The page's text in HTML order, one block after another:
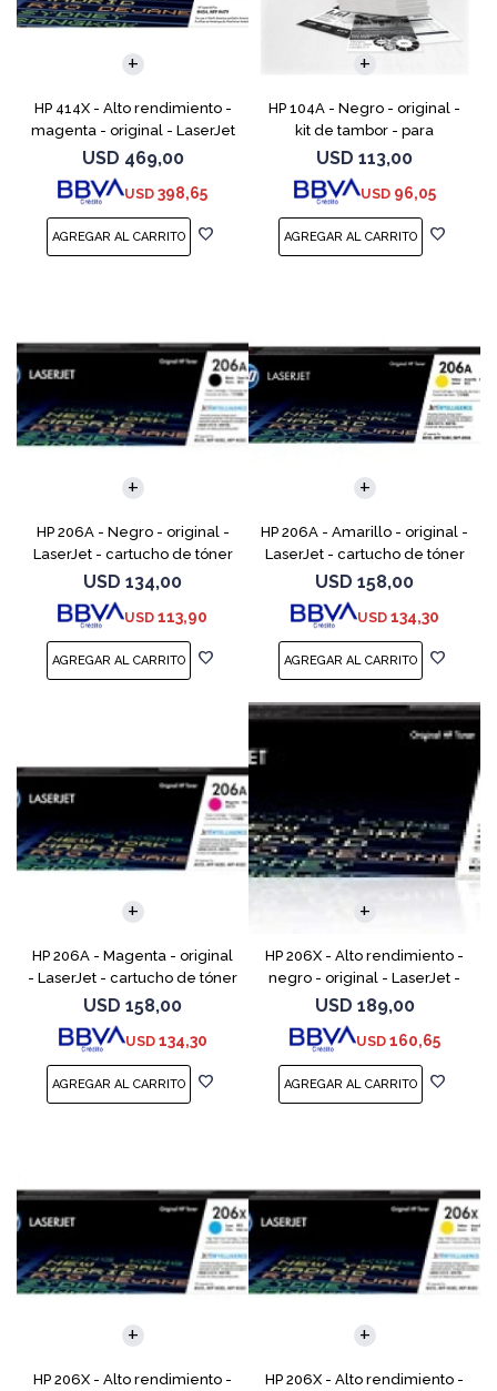
HP 414X - Alto rendimiento -
magenta - original - LaserJet
- cartucho de tóner (W2023X)
- para Color LaserJet
Enterprise M455, M
USD 469,00
USD 398,65
HP 104A - Negro - original -
kit de tambor - para
Neverstop Laser 1000a,
1000n, 1000w, MFP 1200a, MFP
1200n, MFP 1200nw, MFP 120
USD 113,00
USD 96,05
HP 206A - Negro - original -
LaserJet - cartucho de tóner
(W2110A) - para Color
LaserJet Pro M255, M283, MFP
M282, MFP M283
USD 134,00
USD 113,90
HP 206A - Amarillo - original -
LaserJet - cartucho de tóner
(W2112A) - para Color
LaserJet Pro M255, M283, MFP
M282, MFP M283
USD 158,00
USD 134,30
HP 206A - Magenta - original
- LaserJet - cartucho de tóner
(W2113A) - para Color
LaserJet Pro M255, M283, MFP
M282, MFP M283
USD 158,00
USD 134,30
HP 206X - Alto rendimiento -
negro - original - LaserJet -
cartucho de tóner (W2110X) -
para Color LaserJet Pro M255,
M283, MFP
USD 189,00
USD 160,65
HP 206X - Alto rendimiento -
HP 206X - Alto rendimiento -